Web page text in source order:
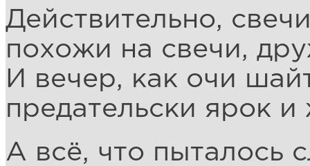
Действительно,
похожи на свечи,
И вечер, как очи
предательски ярок и
А всё, что пыталось